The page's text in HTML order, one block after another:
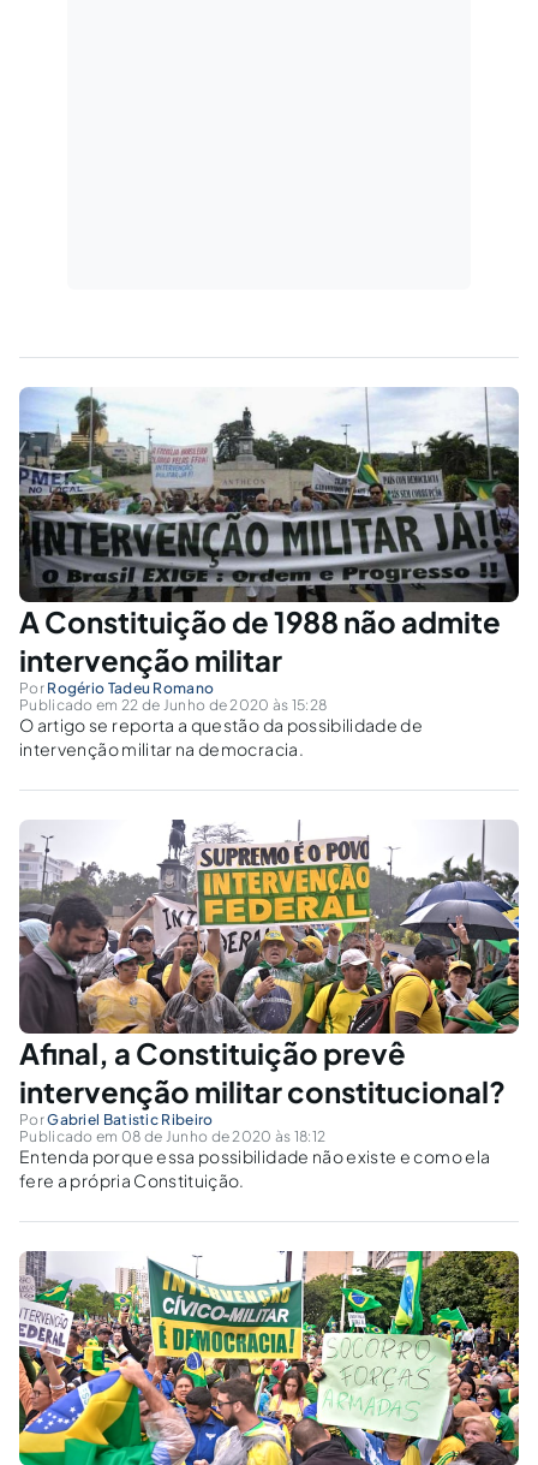
A Constituição de 1988 não admite
intervenção militar
Por Rogério Tadeu Romano
Publicado em 22 de Junho de 2020 às 15:28
O artigo se reporta a questão da possibilidade de
intervenção militar na democracia.
Afinal, a Constituição prevê
intervenção militar constitucional?
PorGabriel Batistic Ribeiro
Publicado em 08 de Junho de 2020 às 18:12
Entenda porque essa possibilidade não existe e como ela
fere a própria Constituição.